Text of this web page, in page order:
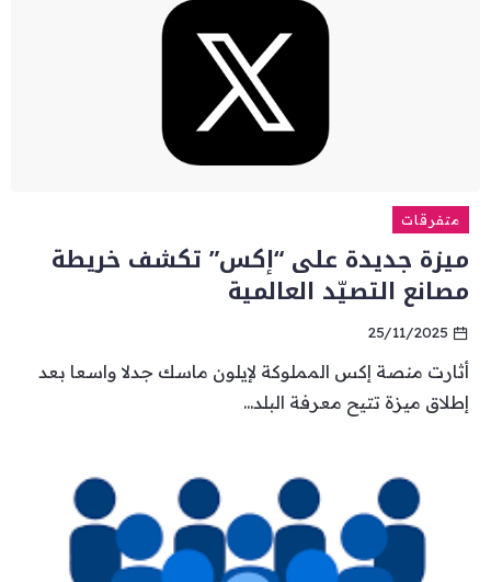
متفرقات
ميزة جديدة على “إكس” تكشف خريطة
مصانع التصيّد العالمية
25/11/2025
أثارت منصة إكس المملوكة لإيلون ماسك جدلا واسعا بعد
إطلاق ميزة تتيح معرفة البلد...